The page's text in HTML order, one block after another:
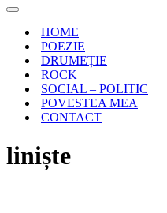
Meniu
navigareHOME
POEZIE
DRUMEȚIE
ROCK
SOCIAL – POLITIC
POVESTEA MEA
CONTACT
liniște